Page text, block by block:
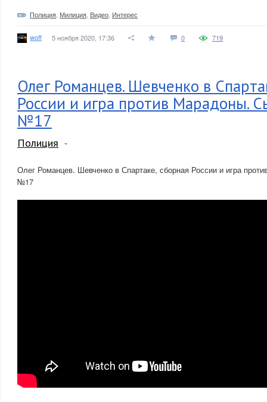
Полиция Милиция Видео Интерес
woff 5 ноября 2020, 17:36 0 719
Олег Романцев. Шевченко в
России и игра против Марадоны.
№17
Полиция
Олег Романцев. Шевченко в Спартаке, сборная России и игра
№17